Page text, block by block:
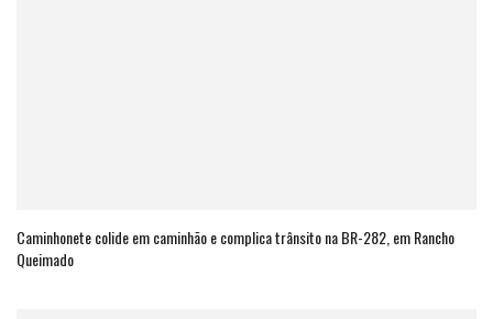
Caminhonete colide em caminhão e complica trânsito na BR-282, em Rancho
Queimado